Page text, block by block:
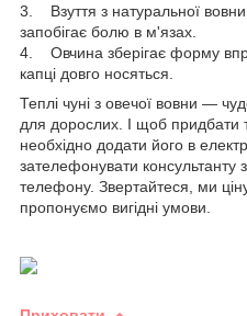
3. Взуття з натуральної
запобігає болю в м'язах.
4. Овчина зберігає форму
капці довго носяться.
Теплі чуні з овечої вовни —
для дорослих. І щоб придбати
необхідно додати його в
зателефонувати
телефону. Звертайтеся, ми
пропонуємо вигідні умови.